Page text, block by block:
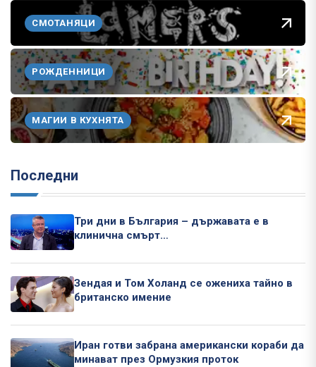
СМОТАНЯЦИ
РОЖДЕННИЦИ
МАГИИ В КУХНЯТА
Последни
Три дни в България – държавата е в
клинична смърт…
Зендая и Том Холанд се ожениха тайно в
британско имение
Иран готви забрана американски кораби да
минават през Ормузкия проток